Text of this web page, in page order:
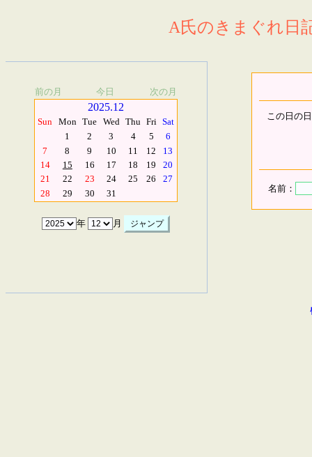
A氏のきまぐれ日
前の月 今日 次の月
2025.12
Sun Mon Tue Wed Thu Fri Sat
1
2 3 4 5
6
7
8 9 10 11 12
13
14
15 16 17 18 19
20
21
22 23 24 25 26
27
28
29 30 31
年 月
この日の
名前：